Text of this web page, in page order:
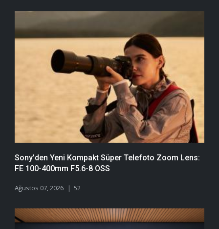
Sony'den Yeni Kompakt Süper Telefoto Zoom Lens:
FE 100-400mm F5.6-8 OSS
Ağustos 07, 2026 52